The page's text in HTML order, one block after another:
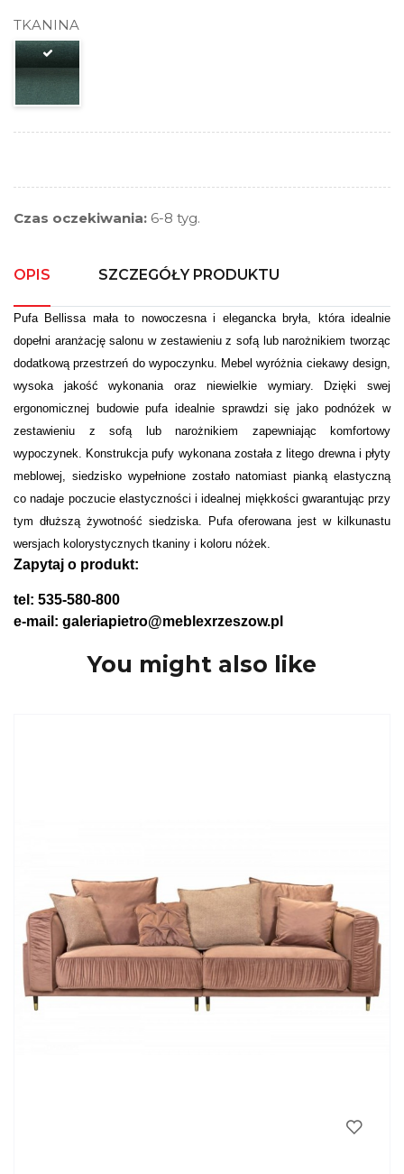
TKANINA
Czas oczekiwania: 6-8 tyg.
OPIS SZCZEGÓŁY PRODUKTU
Pufa Bellissa mała to nowoczesna i elegancka bryła, która idealnie
dopełni aranżację salonu w zestawieniu z sofą lub narożnikiem tworząc
dodatkową przestrzeń do wypoczynku. Mebel wyróżnia ciekawy design,
wysoka jakość wykonania oraz niewielkie wymiary. Dzięki swej
ergonomicznej budowie pufa idealnie sprawdzi się jako podnóżek w
zestawieniu z sofą lub narożnikiem zapewniając komfortowy
wypoczynek. Konstrukcja pufy wykonana została z litego drewna i płyty
meblowej, siedzisko wypełnione zostało natomiast pianką elastyczną
co nadaje poczucie elastyczności i idealnej miękkości gwarantując przy
tym dłuższą żywotność siedziska. Pufa oferowana jest w kilkunastu
wersjach kolorystycznych tkaniny i koloru nóżek.
Zapytaj o produkt:
tel: 535-580-800
e-mail: galeriapietro@meblexrzeszow.pl
You might also like